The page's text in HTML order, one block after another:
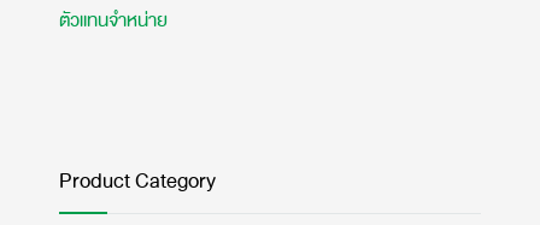
ตัวแทนจำหน่าย
Product Category